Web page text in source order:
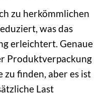
zu herkömmlichen
was das
erleichtert. Genaue
Produktverpackung
finden, aber es ist
Last